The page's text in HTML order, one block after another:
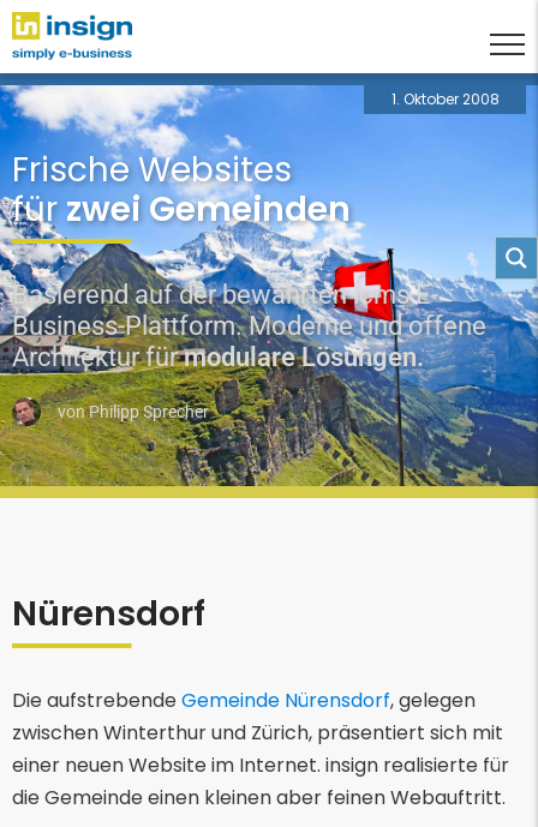
1. Oktober 2008
Frische Websites
für zwei Gemeinden
Basierend auf der bewährten icms E-
Business-Plattform. Moderne und offene
Architektur fürmodulare Lösungen.
vonPhilipp Sprecher
Nürensdorf
Die aufstrebendeGemeinde Nürensdorf, gelegen
zwischen Winterthur und Zürich, präsentiert sich mit
einer neuen Website im Internet. insign realisierte für
die Gemeinde einen kleinen aber feinen Webauftritt.